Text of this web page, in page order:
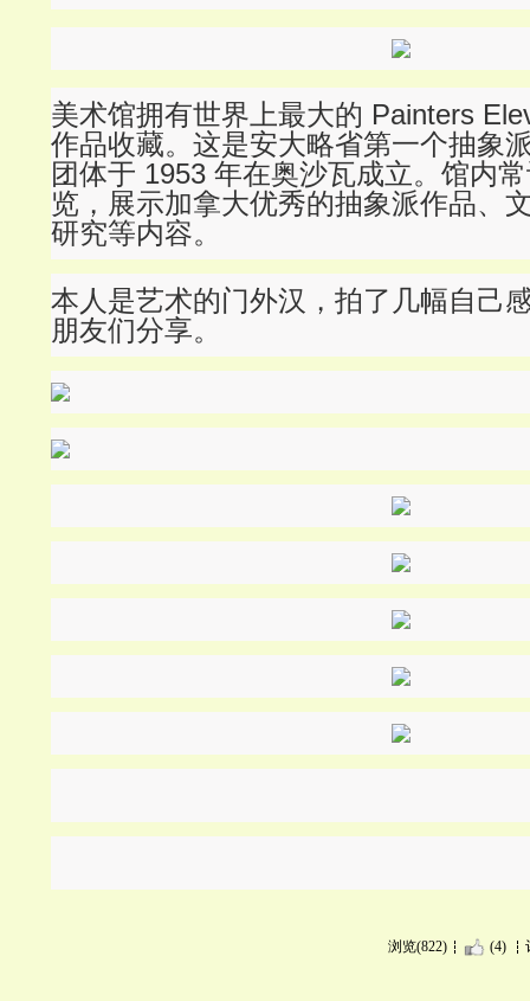
美术馆拥有世界上最大的 Painters
作品收藏。这是安大略省第一个抽象
团体于 1953 年在奥沙瓦成立。 馆内
览，展示加拿大优秀的抽象派作品、
研究等内容。
本人是艺术的门外汉，拍了几幅自己
朋友们分享。
浏览(822) (4)